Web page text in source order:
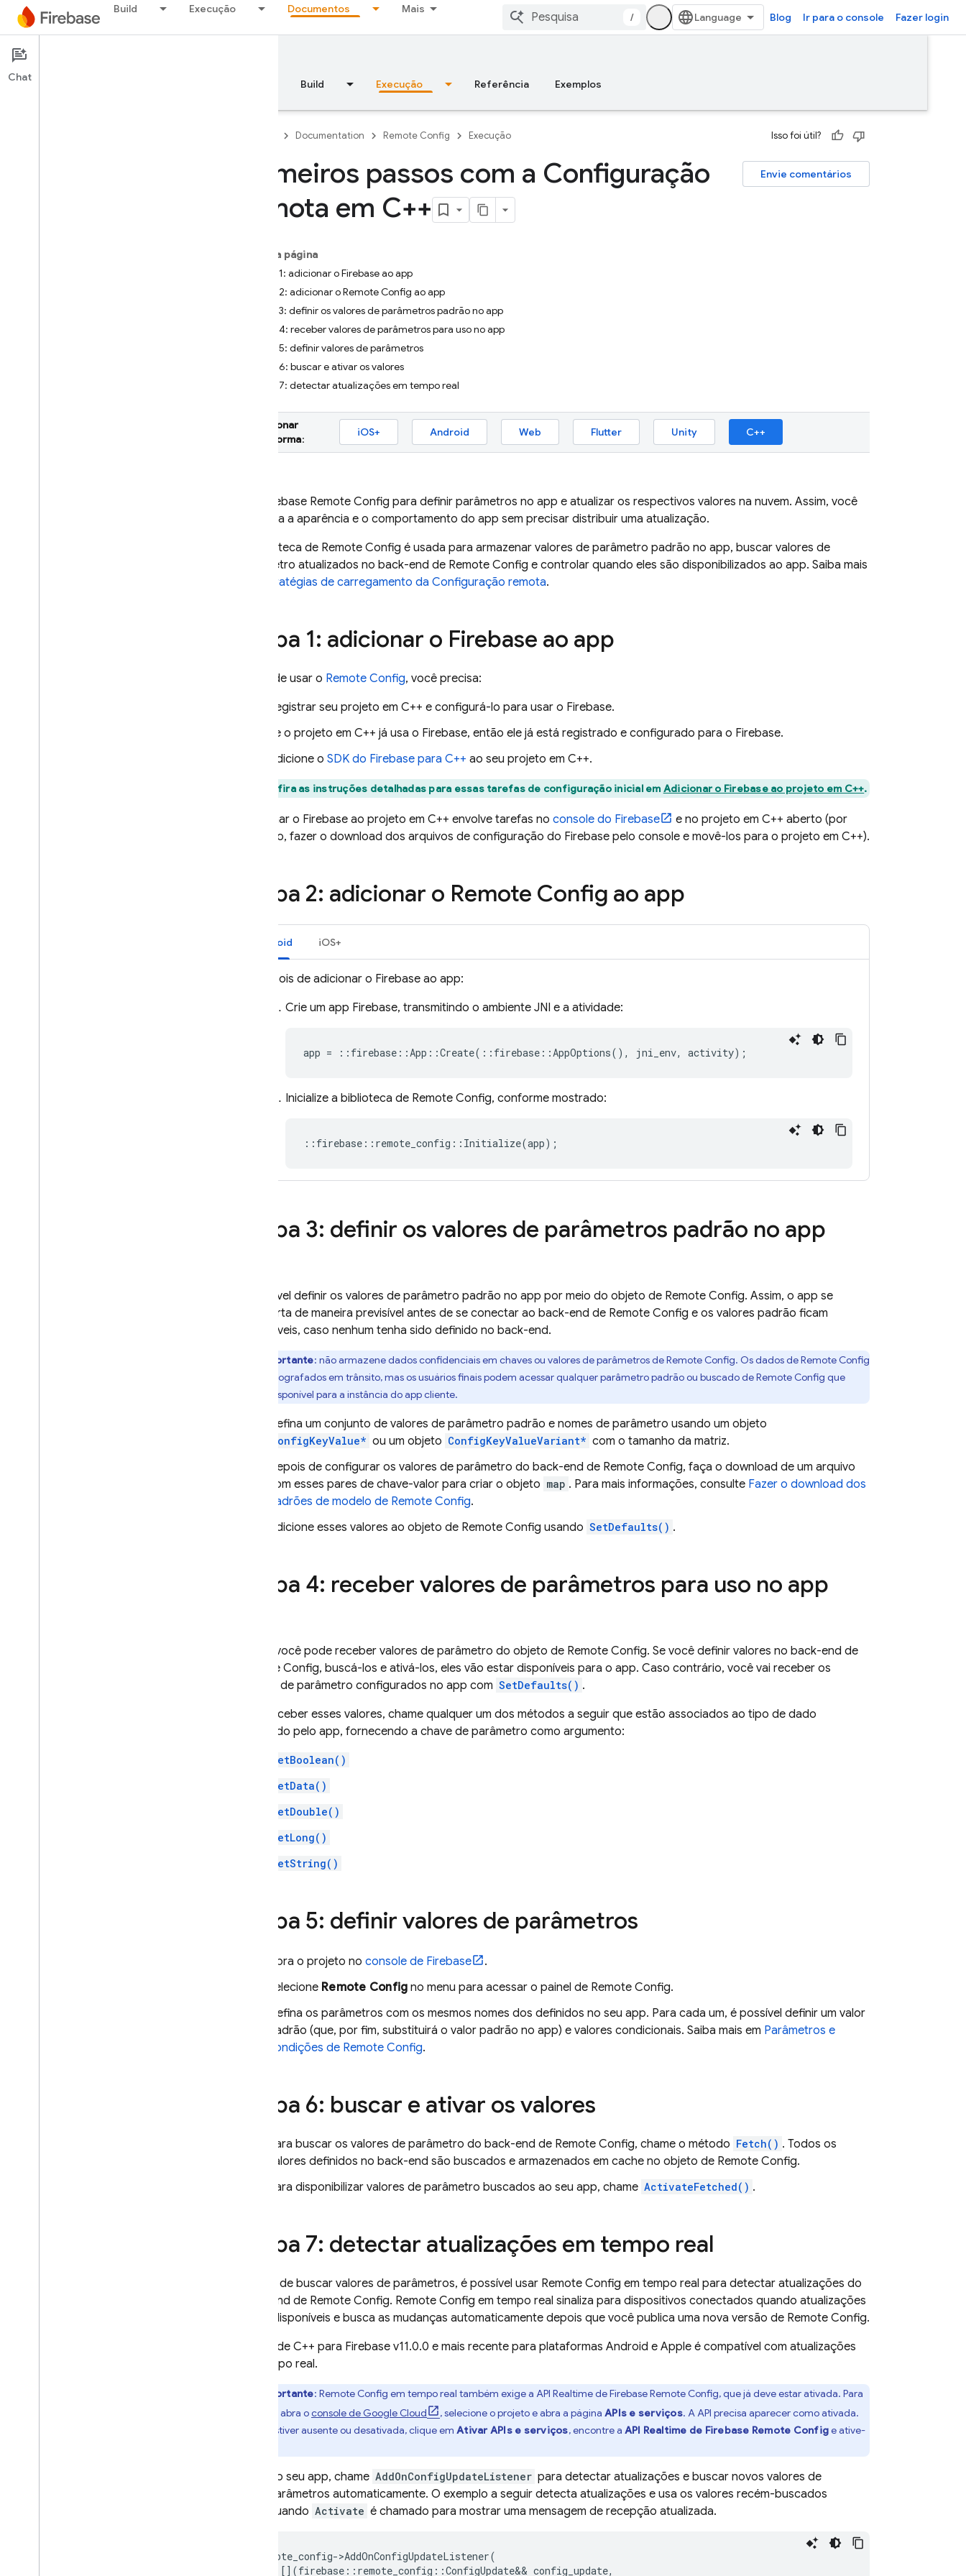
Build Execução Documentos Mais
/ Blog Ir para o console Fazer login
Documentation
Visão geral Build Execução Referência Exemplos
Documentation Remote Config Execução Isso foi útil?
Envie comentários
Primeiros passos com a Configuração
remota em C++
Nesta página
Etapa 1: adicionar o Firebase ao app
Etapa 2: adicionar o Remote Config ao app
Etapa 3: definir os valores de parâmetros padrão no app
Etapa 4: receber valores de parâmetros para uso no app
Etapa 5: definir valores de parâmetros
Etapa 6: buscar e ativar os valores
Etapa 7: detectar atualizações em tempo real
Selecionar
plataforma:
iOS+ Android Web Flutter Unity C++
Firebase Remote Config para definir parâmetros no app e atualizar os respectivos valores na nuvem. Assim, você
modifica a aparência e o comportamento do app sem precisar distribuir uma atualização.
A biblioteca de Remote Config é usada para armazenar valores de parâmetro padrão no app, buscar valores de
parâmetro atualizados no back-end de Remote Config e controlar quando eles são disponibilizados ao app. Saiba mais
Estratégias de carregamento da Configuração remota.
Etapa 1: adicionar o Firebase ao app
Antes de usar o Remote Config, você precisa:
Registrar seu projeto em C++ e configurá-lo para usar o Firebase.
Se o projeto em C++ já usa o Firebase, então ele já está registrado e configurado para o Firebase.
Adicione o SDK do Firebase para C++ ao seu projeto em C++.
Confira as instruções detalhadas para essas tarefas de configuração inicial em Adicionar o Firebase ao projeto em C++.
Adicionar o Firebase ao projeto em C++ envolve tarefas no console do Firebase
e no projeto em C++ aberto (por
exemplo, fazer o download dos arquivos de configuração do Firebase pelo console e movê-los para o projeto em C++).
Etapa 2: adicionar o Remote Config ao app
Android iOS+
Depois de adicionar o Firebase ao app:
Crie um app Firebase, transmitindo o ambiente JNI e a atividade:
app = :: firebase ::App ::Create( :: firebase ::AppOptions(), jni_env, activity);
Inicialize a biblioteca de Remote Config, conforme mostrado:
:: firebase :: remote_config :: Initialize(app);
Etapa 3: definir os valores de parâmetros padrão no app
É possível definir os valores de parâmetro padrão no app por meio do objeto de Remote Config. Assim, o app se
comporta de maneira previsível antes de se conectar ao back-end de Remote Config e os valores padrão ficam
disponíveis, caso nenhum tenha sido definido no back-end.
Importante: não armazene dados confidenciais em chaves ou valores de parâmetros deRemote Config. Os dados deRemote Config
são criptografados em trânsito, mas os usuários finais podem acessar qualquer parâmetro padrão ou buscado deRemote Config que
esteja disponível para a instância do app cliente.
Defina um conjunto de valores de parâmetro padrão e nomes de parâmetro usando um objeto
ConfigKeyValue* ou um objeto ConfigKeyValueVariant* com o tamanho da matriz.
Depois de configurar os valores de parâmetro do back-end de Remote Config, faça o download de um arquivo
com esses pares de chave-valor para criar o objeto map . Para mais informações, consulte Fazer o download dos
padrões de modelo de Remote Config.
Adicione esses valores ao objeto de Remote Config usando SetDefaults() .
Etapa 4: receber valores de parâmetros para uso no app
Agora você pode receber valores de parâmetro do objeto de Remote Config. Se você definir valores no back-end de
Remote Config, buscá-los e ativá-los, eles vão estar disponíveis para o app. Caso contrário, você vai receber os
valores de parâmetro configurados no app com SetDefaults() .
Para receber esses valores, chame qualquer um dos métodos a seguir que estão associados ao tipo de dado
esperado pelo app, fornecendo a chave de parâmetro como argumento:
GetBoolean()
GetData()
GetDouble()
GetLong()
GetString()
Etapa 5: definir valores de parâmetros
Abra o projeto no console de Firebase
.
Selecione Remote Config no menu para acessar o painel de Remote Config.
Defina os parâmetros com os mesmos nomes dos definidos no seu app. Para cada um, é possível definir um valor
padrão (que, por fim, substituirá o valor padrão no app) e valores condicionais. Saiba mais em Parâmetros e
condições de Remote Config.
Etapa 6: buscar e ativar os valores
Para buscar os valores de parâmetro do back-end de Remote Config, chame o método Fetch() . Todos os
valores definidos no back-end são buscados e armazenados em cache no objeto de Remote Config.
Para disponibilizar valores de parâmetro buscados ao seu app, chame ActivateFetched() .
Etapa 7: detectar atualizações em tempo real
Depois de buscar valores de parâmetros, é possível usar Remote Config em tempo real para detectar atualizações do
back-end de Remote Config. Remote Config em tempo real sinaliza para dispositivos conectados quando atualizações
estão disponíveis e busca as mudanças automaticamente depois que você publica uma nova versão de Remote Config.
O SDK de C++ para Firebase v11.0.0 e mais recente para plataformas Android e Apple é compatível com atualizações
em tempo real.
Importante: Remote Config em tempo real também exige a API Realtime deFirebase Remote Config, que já deve estar ativada. Para
verificar, abra oconsole de Google Cloud , selecione o projeto e abra a página APIs e serviços. A API precisa aparecer como ativada.
Se ela estiver ausente ou desativada, clique em Ativar APIs e serviços, encontre a API Realtime de Firebase Remote Confige ative-
No seu app, chame AddOnConfigUpdateListener para detectar atualizações e buscar novos valores de
parâmetros automaticamente. O exemplo a seguir detecta atualizações e usa os valores recém-buscados
quando Activate é chamado para mostrar uma mensagem de recepção atualizada.
remote_config->AddOnConfigUpdateListener(
[](firebase :: remote_config ::ConfigUpdate&& config_update,
Chat